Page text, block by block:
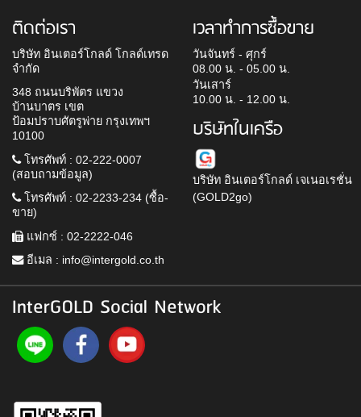
ติดต่อเรา
บริษัท อินเตอร์โกลด์ โกลด์เทรด
จำกัด
348 ถนนบริพัตร แขวง
บ้านบาตร เขต
ป้อมปราบศัตรูพ่าย กรุงเทพฯ
10100
โทรศัพท์ : 02-222-0007
(สอบถามข้อมูล)
โทรศัพท์ : 02-2233-234 (ซื้อ-
ขาย)
แฟกซ์ : 02-2222-046
อีเมล : info@intergold.co.th
เวลาทำการซื้อขาย
วันจันทร์ - ศุกร์
08.00 น. - 05.00 น.
วันเสาร์
10.00 น. - 12.00 น.
บริษัทในเครือ
บริษัท อินเตอร์โกลด์ เจเนอเรชั่น
(GOLD2go)
InterGOLD Social Network